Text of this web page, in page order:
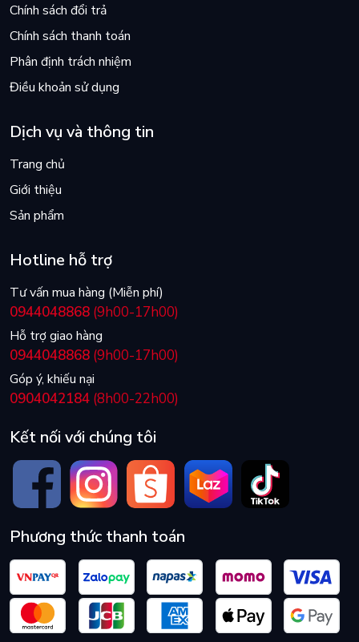
Chính sách đổi trả
Chính sách thanh toán
Phân định trách nhiệm
Điều khoản sử dụng
Dịch vụ và thông tin
Trang chủ
Giới thiệu
Sản phẩm
Hotline hỗ trợ
Tư vấn mua hàng (Miễn phí)
0944048868 (9h00-17h00)
Hỗ trợ giao hàng
0944048868 (9h00-17h00)
Góp ý, khiếu nại
0904042184 (8h00-22h00)
Kết nối với chúng tôi
Phương thức thanh toán